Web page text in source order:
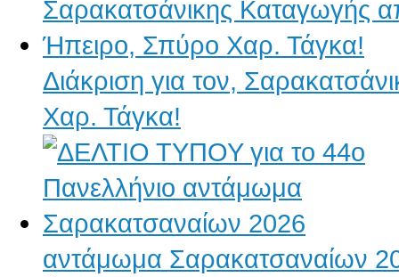
Διάκριση για τον,
Χαρ. Τάγκα!
αντάμωμα Σαρακατσαναίων